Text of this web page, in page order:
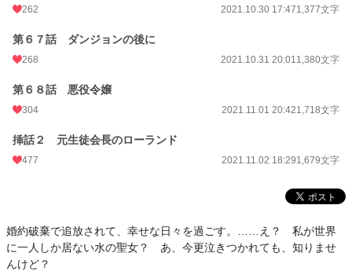
262 2021.10.30 17:471,377文字
第６７話 ダンジョンの後に
268 2021.10.31 20:011,380文字
第６８話 悪役令嬢
304 2021.11.01 20:421,718文字
挿話２ 元生徒会長のローランド
477 2021.11.02 18:291,679文字
婚約破棄で追放されて、幸せな日々を過ごす。……え？ 私が世界
に一人しか居ない水の聖女？ あ、今更泣きつかれても、知りませ
んけど？